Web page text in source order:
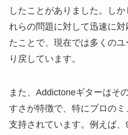
したことがありました。し
れらの問題に対して迅速に
たことで、現在では多くの
り戻しています。
また、Addictoneギターはそ
すさが特徴で、特にプロの
支持されています。例えば